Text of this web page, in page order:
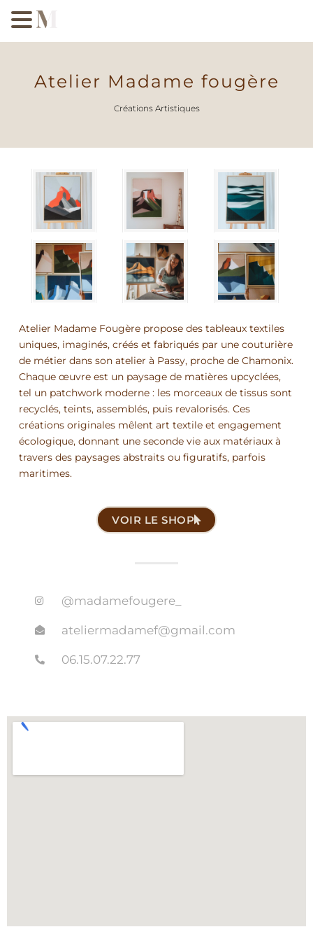
Atelier Madame fougère
Créations Artistiques
Atelier Madame Fougère propose des tableaux textiles
uniques, imaginés, créés et fabriqués par une couturière
de métier dans son atelier à Passy, proche de Chamonix.
Chaque œuvre est un paysage de matières upcyclées,
tel un patchwork moderne : les morceaux de tissus sont
recyclés, teints, assemblés, puis revalorisés. Ces
créations originales mêlent art textile et engagement
écologique, donnant une seconde vie aux matériaux à
travers des paysages abstraits ou figuratifs, parfois
maritimes.
VOIR LE SHOP
@madamefougere_
ateliermadamef@gmail.com
06.15.07.22.77